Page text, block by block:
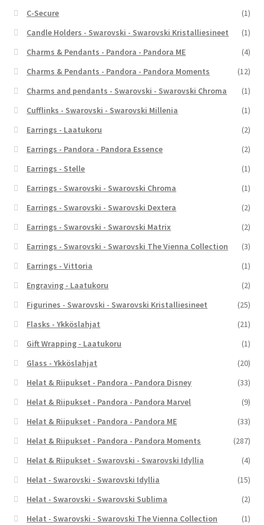
C-Secure
(1)
Candle Holders - Swarovski - Swarovski Kristalliesineet
(1)
Charms & Pendants - Pandora - Pandora ME
(4)
Charms & Pendants - Pandora - Pandora Moments
(12)
Charms and pendants - Swarovski - Swarovski Chroma
(1)
Cufflinks - Swarovski - Swarovski Millenia
(1)
Earrings - Laatukoru
(2)
Earrings - Pandora - Pandora Essence
(2)
Earrings - Stelle
(1)
Earrings - Swarovski - Swarovski Chroma
(1)
Earrings - Swarovski - Swarovski Dextera
(2)
Earrings - Swarovski - Swarovski Matrix
(2)
Earrings - Swarovski - Swarovski The Vienna Collection
(3)
Earrings - Vittoria
(1)
Engraving - Laatukoru
(2)
Figurines - Swarovski - Swarovski Kristalliesineet
(25)
Flasks - Ykköslahjat
(21)
Gift Wrapping - Laatukoru
(1)
Glass - Ykköslahjat
(20)
Helat & Riipukset - Pandora - Pandora Disney
(33)
Helat & Riipukset - Pandora - Pandora Marvel
(9)
Helat & Riipukset - Pandora - Pandora ME
(33)
Helat & Riipukset - Pandora - Pandora Moments
(287)
Helat & Riipukset - Swarovski - Swarovski Idyllia
(4)
Helat - Swarovski - Swarovski Idyllia
(15)
Helat - Swarovski - Swarovski Sublima
(2)
Helat - Swarovski - Swarovski The Vienna Collection
(1)